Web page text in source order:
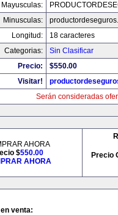
Mayusculas:
Minusculas:
Longitud:
18 caracteres
Categorias:
Sin Clasificar
Precio:
$550.00
Visitar!
Serán consideradas
AHORA
$550.00
AHORA
Precio
venta: